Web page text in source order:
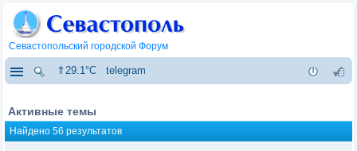
Севастопольский городской Форум
⇑29.1°C telegram
Активные темы
Найдено 56 результатов